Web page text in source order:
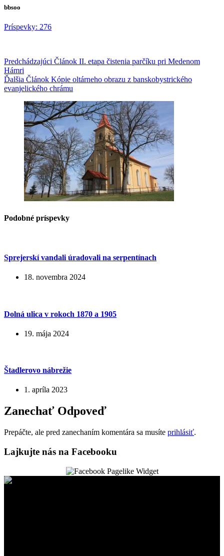
bbsoo
Príspevky: 276
Predchádzajúci Článok II. etapa čistenia parčíku pri Medenom
Hámri
Ďalšia Článok Kópie oltárneho obrazu z banskobystrického
evanjelického chrámu
Podobné príspevky
Sprejerskí vandali úradovali na serpentínach
18. novembra 2024
Dolná ulica v rokoch 1870 a 1905
19. mája 2024
Štadlerovo nábrežie
1. apríla 2023
Zanechať Odpoveď
Prepáčte, ale pred zanechaním komentára sa musíte prihlásiť.
Lajkujte nás na Facebooku